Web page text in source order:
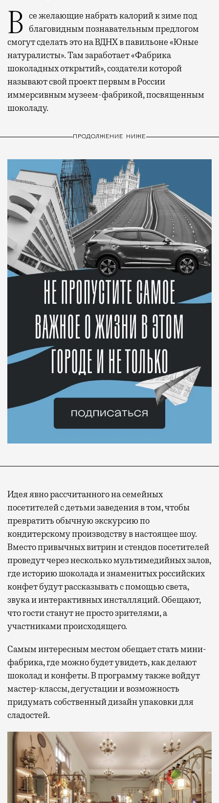
Все желающие набрать калорий к зиме под благовидным познавательным предлогом
смогут сделать это на ВДНХ в павильоне «Юные
натуралисты». Там заработает «Фабрика
шоколадных открытий», создатели которой
называют свой проект первым в России
иммерсивным музеем-фабрикой, посвященным
шоколаду.
ПРОДОЛЖЕНИЕ НИЖЕ
Идея явно рассчитанного на семейных
посетителей с детьми заведения в том, чтобы
превратить обычную экскурсию по
кондитерскому производству в настоящее шоу.
Вместо привычных витрин и стендов посетителей
проведут через несколько мультимедийных залов,
где историю шоколада и знаменитых российских
конфет будут рассказывать с помощью света,
звука и интерактивных инсталляций. Обещают,
что гости станут не просто зрителями, а
участниками происходящего.
Самым интересным местом обещает стать мини-
фабрика, где можно будет увидеть, как делают
шоколад и конфеты. В программу также войдут
мастер-классы, дегустации и возможность
придумать собственный дизайн упаковки для
сладостей.